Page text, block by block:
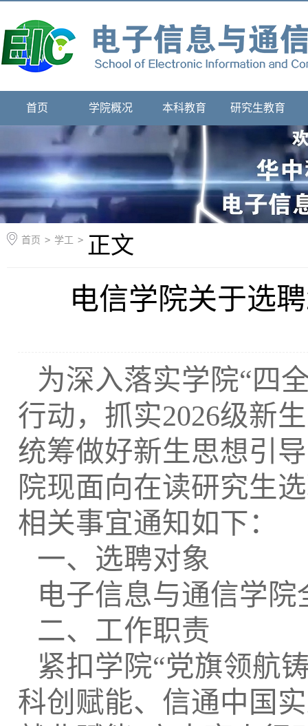
首页 学院概况 本科教育 研究生教育
首页 > 学工 > 正文
电信学院关于选
为深入落实学院“四
行动，抓实2026级新
统筹做好新生思想引
院现面向在读研究生
相关事宜通知如下：
一、选聘对象
电子信息与通信学
二、工作职责
紧扣学院“党旗领航
科创赋能、信通中国